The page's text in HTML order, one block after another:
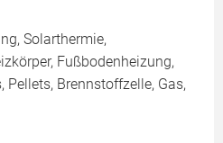
Solarthermie,
Fußbodenheizung,
Brennstoffzelle, Gas,